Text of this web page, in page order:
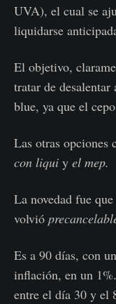
UVA), el cual se
liquidarse
El objetivo,
tratar de
blue, ya que el
Las otras opciones
con liqui y el mep.
La novedad fue
volvió
Es a 90 días, con
inflación, en un
entre el día 30 y el